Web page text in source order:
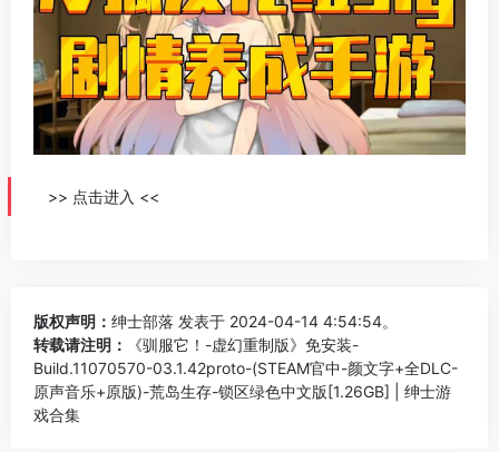
>> 点击进入 <<
版权声明： 绅士部落 发表于 2024-04-14 4:54:54。
转载请注明：
《驯服它！-虚幻重制版》免安装-
Build.11070570-03.1.42proto-(STEAM官中-颜文字+全DLC-
原声音乐+原版)-荒岛生存-锁区绿色中文版[1.26GB] | 绅士游
戏合集